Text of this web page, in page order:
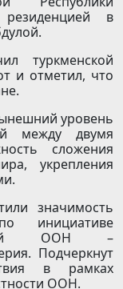
в
туркменской
и отметил, что
уровень
между двумя
сложения
укрепления
значимость
инициативе
ООН –
Подчеркнут
в рамках
ООН.